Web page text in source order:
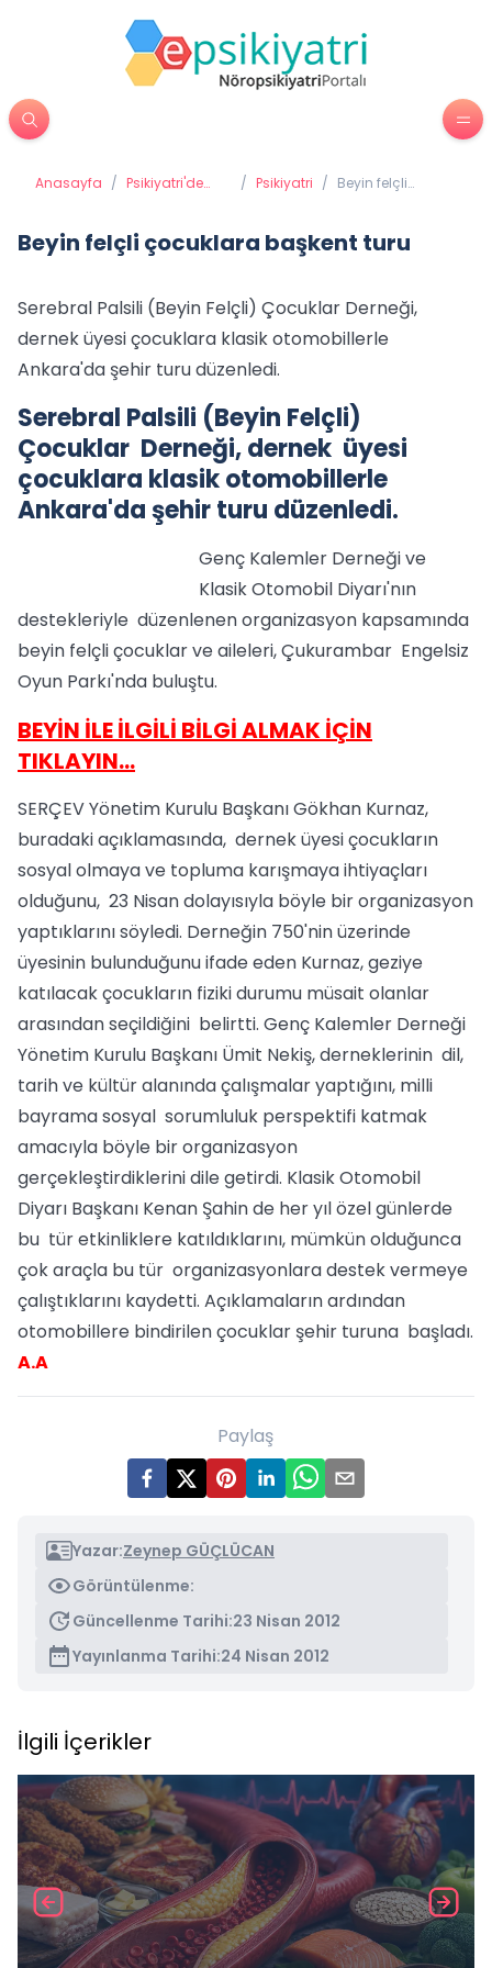
Anasayfa / Psikiyatri'de
/ Psikiyatri / Beyin felçli
Beyin felçli çocuklara başkent turu
Serebral Palsili (Beyin Felçli) Çocuklar Derneği,
dernek üyesi çocuklara klasik otomobillerle
Ankara'da şehir turu düzenledi.
Serebral Palsili (Beyin Felçli)
Çocuklar Derneği, dernek üyesi
çocuklara klasik otomobillerle
Ankara'da şehir turu düzenledi.
Genç Kalemler Derneği ve
Klasik Otomobil Diyarı'nın
destekleriyle düzenlenen organizasyon kapsamında
beyin felçli çocuklar ve aileleri, Çukurambar Engelsiz
Oyun Parkı'nda buluştu.
BEYİN İLE İLGİLİ BİLGİ ALMAK İÇİN
TIKLAYIN…
SERÇEV Yönetim Kurulu Başkanı Gökhan Kurnaz,
buradaki açıklamasında, dernek üyesi çocukların
sosyal olmaya ve topluma karışmaya ihtiyaçları
olduğunu, 23 Nisan dolayısıyla böyle bir organizasyon
yaptıklarını söyledi. Derneğin 750'nin üzerinde
üyesinin bulunduğunu ifade eden Kurnaz, geziye
katılacak çocukların fiziki durumu müsait olanlar
arasından seçildiğini belirtti. Genç Kalemler Derneği
Yönetim Kurulu Başkanı Ümit Nekiş, derneklerinin dil,
tarih ve kültür alanında çalışmalar yaptığını, milli
bayrama sosyal sorumluluk perspektifi katmak
amacıyla böyle bir organizasyon
gerçekleştirdiklerini dile getirdi. Klasik Otomobil
Diyarı Başkanı Kenan Şahin de her yıl özel günlerde
bu tür etkinliklere katıldıklarını, mümkün olduğunca
çok araçla bu tür organizasyonlara destek vermeye
çalıştıklarını kaydetti. Açıklamaların ardından
otomobillere bindirilen çocuklar şehir turuna başladı.
A.A
Paylaş
Yazar:Zeynep GÜÇLÜCAN
Görüntülenme:
Güncellenme Tarihi:23 Nisan 2012
Yayınlanma Tarihi:24 Nisan 2012
İlgili İçerikler